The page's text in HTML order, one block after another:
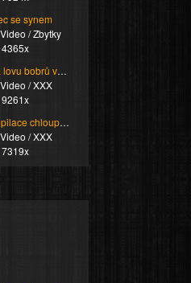
se synem
Video / Zbytky
4365x
Na lovu bobrů vol.6
Video / XXX
9261x
Depilace chloupků v ok...
Video / XXX
7319x